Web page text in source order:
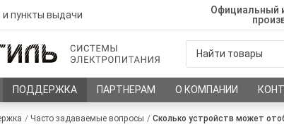
пункты выдачи
Официальный
ПОДДЕРЖКА ПАРТНЕРАМ О КОМПАНИИ
Часто задаваемые вопросы Сколько устройств может